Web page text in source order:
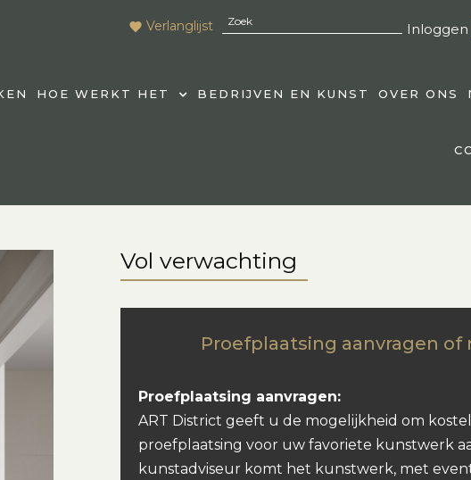
Verlanglijst Inloggen
HOE WERKT HET BEDRIJVEN EN KUNST OVER ONS
Vol verwachting
Proefplaatsing aanvragen of
Proefplaatsing aanvragen:
ART District geeft u de mogelijkheid om
proefplaatsing voor uw favoriete kunstwerk
kunstadviseur komt het kunstwerk, met